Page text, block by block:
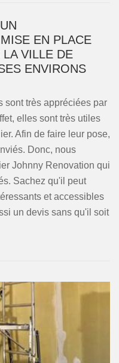
EN PLACE
LA VILLE DE
ENVIRONS
sont très appréciées par
elles sont très utiles
Afin de faire leur pose,
Donc, nous
Johnny Renovation qui
Sachez qu'il peut
et accessibles
un devis sans qu'il soit